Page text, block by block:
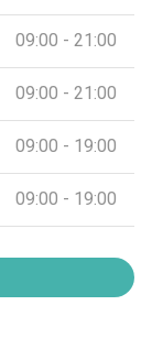
09:00 - 21:00
09:00 - 21:00
09:00 - 19:00
09:00 - 19:00